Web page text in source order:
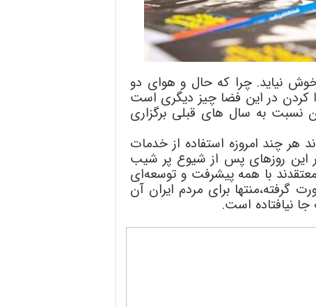
نیاید. چرا که حال و هوای دو
کردن در این فضا چیز دیگری است
نسبت به سال های قبلی برگزاری
هر چند امروزه استفاده از خدمات
این روزهای پس از شیوع پر شیب
با همه پیشرفت و توسعه‌ای
گرفته،منتها برای مردم ایران آن
نیافتاده است.